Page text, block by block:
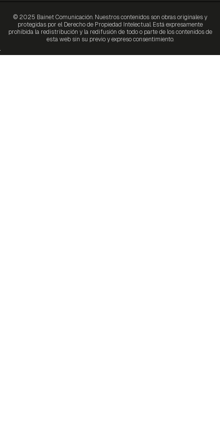
© 2025 Bainet Comunicación. Nuestros contenidos son obras originales y
protegidas por el Derecho de Propiedad Intelectual. Está expresamente
prohibida la redistribución y la redifusión de todo o parte de los contenidos de
esta web sin su previo y expreso consentimiento.